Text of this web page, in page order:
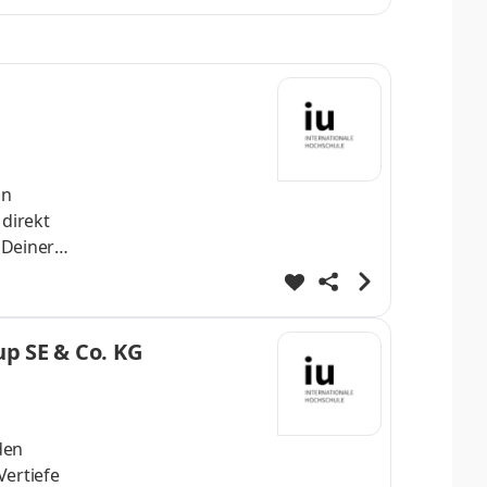
Dein
direkt
Dein
SE & Co. KG